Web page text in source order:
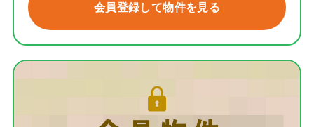
会員登録して物件を見る